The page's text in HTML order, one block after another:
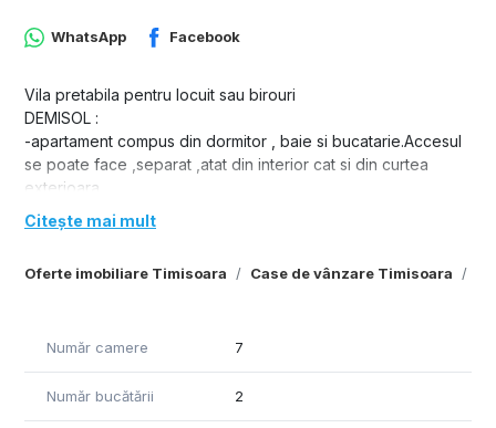
Oferte imobiliare Timisoara Case de vânzare Timisoara
WhatsApp Facebook
Vila pretabila pentru locuit sau birouri
DEMISOL :
-apartament compus din dormitor , baie si bucatarie.Accesul
se poate face ,separat ,atat din interior cat si din curtea
exterioara
-spalatorie/uscatorie
-camera tehnica in care sunt instalate doua centrale pe gaz
-doua garaje cu porti actionate electric
PARTER :
-holul de intrare cu suprafata deosebit de generoasa
-birou
-dormitorul principal cu dressing si baie
Citește mai mult
Număr camere 7
Număr bucătării 2